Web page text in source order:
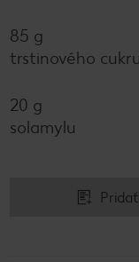
85 g
trstinového cukru
20 g
solamylu